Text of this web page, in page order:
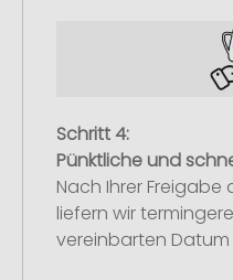
Schritt 4:
Pünktliche und
Nach Ihrer Freigabe
liefern wir
vereinbarten